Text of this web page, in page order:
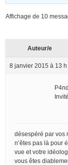
Affichage de 10
Auteur/e
8 janvier 2015 à 13 h
Invité
désespéré par vos
n’êtes pas là pour
vue et votre
vous êtes